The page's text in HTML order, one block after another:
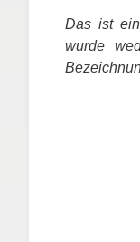
Das ist
wurde